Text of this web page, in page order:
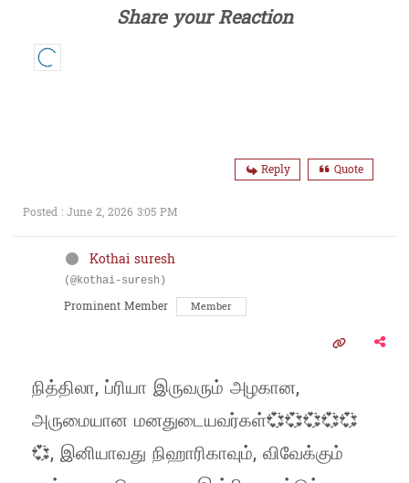
Share your Reaction
Reply Quote
Posted : June 2, 2026 3:05 PM
Kothai suresh
(@kothai-suresh)
Prominent Member Member
நித்திலா, ப்ரியா இருவரும் அழகான,
அருமையான மனதுடையவர்கள்💞💞💞💞💞
💞, இனியாவது நிஹாரிகாவும், விவேக்கும்